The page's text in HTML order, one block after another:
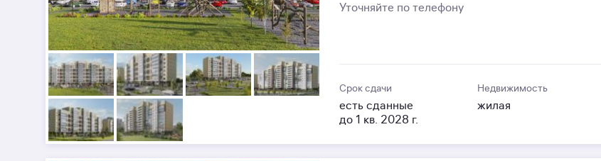
Уточняйте по телефону
Срок сдачи
есть сданные
до 1 кв. 2028 г.
Недвижимость
жилая